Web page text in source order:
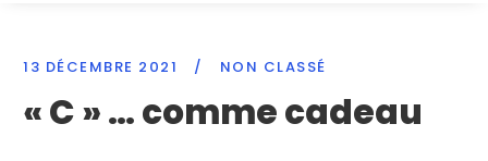
13 DÉCEMBRE 2021 / NON CLASSÉ
« C » … comme cadeau